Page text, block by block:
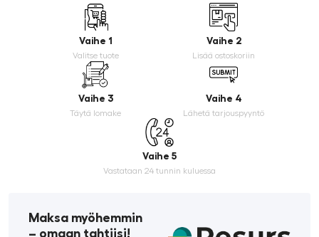
Vaihe 1
Valitse tuote
Vaihe 2
Lisää ostoskoriin
Vaihe 3
Täytä lomake
Vaihe 4
Lähetä tarjouspyyntö
Vaihe 5
Vastataan 24 tunnin kuluessa
Maksa myöhemmin
­– omaan tahtiisi!